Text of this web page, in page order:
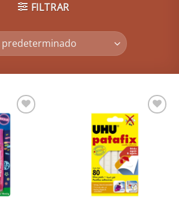
FILTRAR
Añadir
lista de
deseos